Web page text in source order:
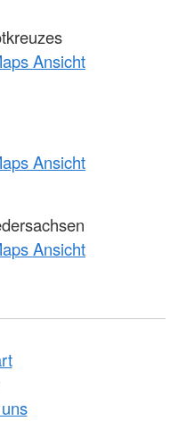
Ansicht
Ansicht
Ansicht